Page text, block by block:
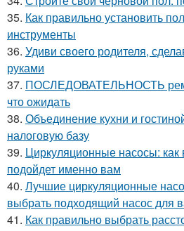
35. Как правильно установить
инструменты
36. Удиви своего родителя,
руками
37. ПОСЛЕДОВАТЕЛЬНОСТЬ
что ожидать
38. Объединение кухни и
налоговую базу
39. Циркуляционные насосы: как
подойдет именно вам
40. Лучшие циркуляционные
выбрать подходящий насос для
41. Как правильно выбрать